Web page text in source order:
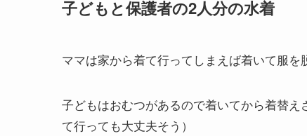
子どもと保護者の2人分の水着
ママは家から着て行ってしまえば着いて服を
子どもはおむつがあるので着いてから着替
て行っても大丈夫そう）